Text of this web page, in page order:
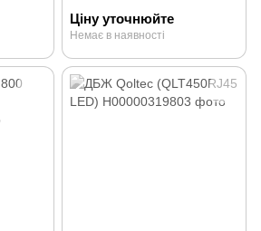
Ціну уточнюйте
Немає в наявності